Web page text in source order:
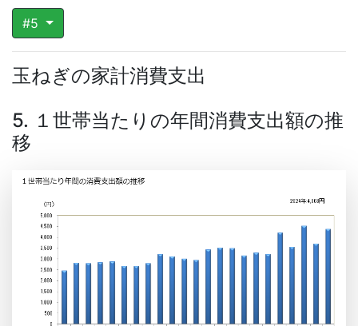
#5
玉ねぎの家計消費支出
5. １世帯当たりの年間消費支出額の推
移